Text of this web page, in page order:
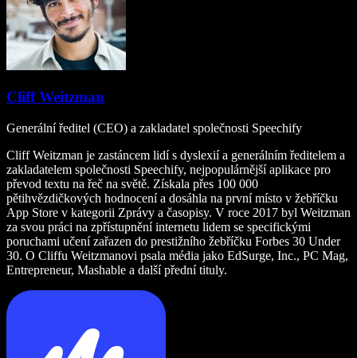
Cliff Weitzman
Generální ředitel (CEO) a zakladatel společnosti Speechify
Cliff Weitzman je zastáncem lidí s dyslexií a generálním ředitelem a
zakladatelem společnosti Speechify, nejpopulárnější aplikace pro
převod textu na řeč na světě. Získala přes 100 000
pětihvězdičkových hodnocení a dosáhla na první místo v žebříčku
App Store v kategorii Zprávy a časopisy. V roce 2017 byl Weitzman
za svou práci na zpřístupnění internetu lidem se specifickými
poruchami učení zařazen do prestižního žebříčku Forbes 30 Under
30. O Cliffu Weitzmanovi psala média jako EdSurge, Inc., PC Mag,
Entrepreneur, Mashable a další přední tituly.